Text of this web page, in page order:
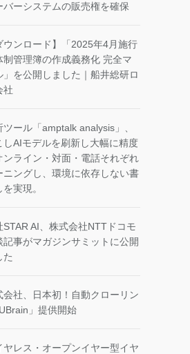
バーシステムの販売権を確保
ウンロード】「2025年4月施行
制管理簿の作成義務化 完全マ
」を公開しました｜船井総研ロ
社
ール「amptalk analysis」、
しAIモデルを刷新し大幅に精度
ンライン・対面・電話それぞれ
ニングし、環境に依存しない書
実現。
STAR AI、株式会社NTTドコモ
記事がマガジンサミットに公開
た
会社、日本初！自動クローリン
」提供開始
ヤレス・オープンイヤー型イヤ